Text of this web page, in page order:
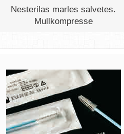
Nesterilas marles salvetes.
Mullkompresse